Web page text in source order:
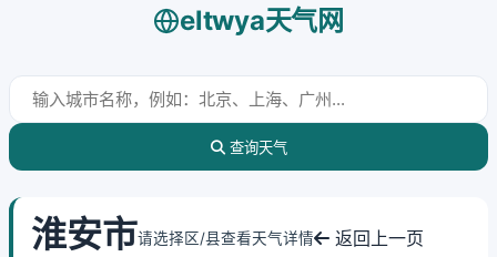
eltwya天气网
查询天气
淮安市请选择区/县查看天气详情 返回上一页